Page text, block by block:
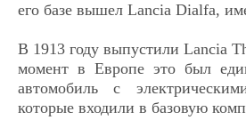
его базе вышел Lancia Dialfa,
В 1913 году выпустили Lancia
момент в Европе это был
автомобиль с
которые входили в базовую